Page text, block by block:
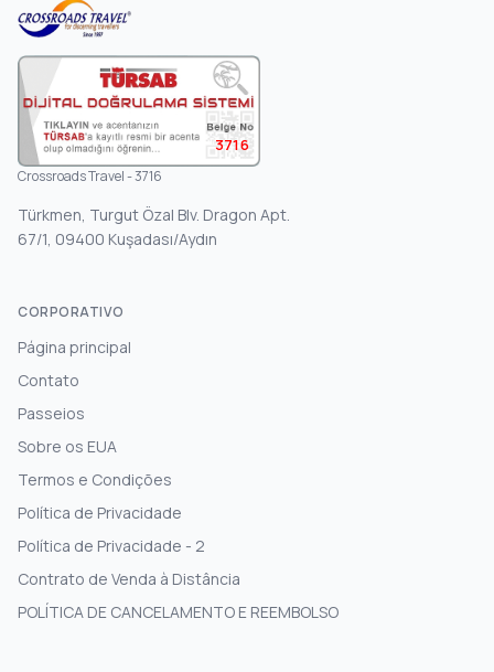
3716
Crossroads Travel - 3716
Türkmen, Turgut Özal Blv. Dragon Apt.
67/1, 09400 Kuşadası/Aydın
CORPORATIVO
Página principal
Contato
Passeios
Sobre os EUA
Termos e Condições
Política de Privacidade
Política de Privacidade - 2
Contrato de Venda à Distância
POLÍTICA DE CANCELAMENTO E REEMBOLSO